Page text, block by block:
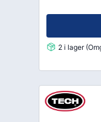
2 i lager